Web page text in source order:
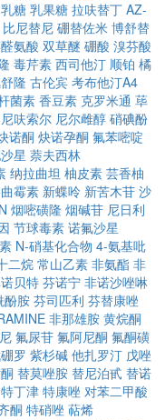
乳糖 乳果糖 拉呋替丁 AZ-
比尼替尼 硼替佐米 博舒替
氨酸 双草醚 硼酸 溴芬酸
毒芹素 西司他汀 顺铂 橘
隆 古伦宾 考布他汀A4
菌素 香豆素 克罗米通 荜
尼呋索尔 尼尔雌醇 硝碘酚
诺酮 炔诺孕酮 氟苯嘧啶
星 萘夫西林
纳拉曲坦 柚皮素 芸香柚
霉素 新蝶呤 新苦木苷 沙
烟嘧磺隆 烟碱苷 尼日利
节球毒素 诺氟沙星
N-硝基化合物 4-氨基吡
二烷 常山乙素 非氨酯 非
贝特 芬诺宁 非诺沙唑啉
酚胺 芬司匹利 芬替康唑
非那雄胺 黄烷酮
氟尿苷 氟阿尼酮 氟酮磺
罗 紫杉碱 他扎罗汀 戊唑
替莫唑胺 替尼泊甙 替诺
特丁津 特康唑 对苯二甲酸
酮 特硝唑 萜烯